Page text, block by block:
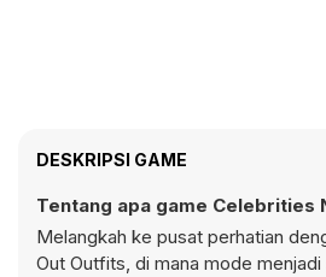
DESKRIPSI GAME
Tentang apa game Celebrities
Melangkah ke pusat perhatian
Out Outfits, di mana mode